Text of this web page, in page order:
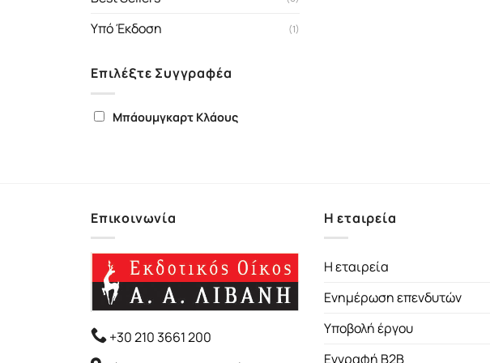
Υπό Έκδοση (1)
Επιλέξτε Συγγραφέα
Μπάουμγκαρτ Κλάους
Επικοινωνία
+30 210 3661 200
Η εταιρεία
Η εταιρεία
Ενημέρωση επενδυτών
Υποβολή έργου
Εγγραφή B2B